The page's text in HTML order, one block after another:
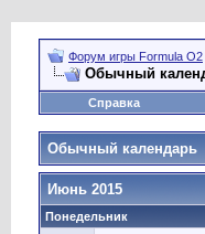
Форум игры Formula O2
Обычный
Справка
Обычный календарь
Июнь 2015
Понедельник